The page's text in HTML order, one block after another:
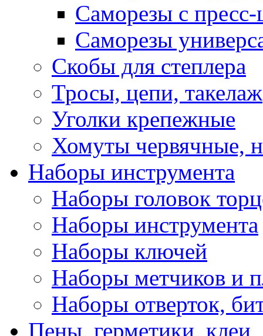
Саморезы с
Саморезы
Скобы для степлера
Тросы, цепи, такелаж
Уголки крепежные
Хомуты червячные,
Наборы инструмента
Наборы головок
Наборы инструмента
Наборы ключей
Наборы метчиков и
Наборы отверток,
Пены, герметики, клеи